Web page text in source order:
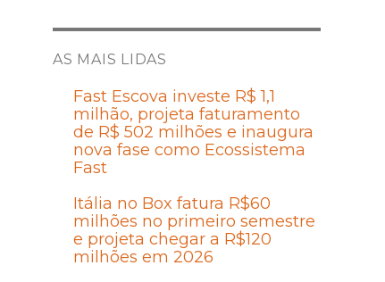
AS MAIS LIDAS
Fast Escova investe R$ 1,1
milhão, projeta faturamento
de R$ 502 milhões e inaugura
nova fase como Ecossistema
Fast
Itália no Box fatura R$60
milhões no primeiro semestre
e projeta chegar a R$120
milhões em 2026